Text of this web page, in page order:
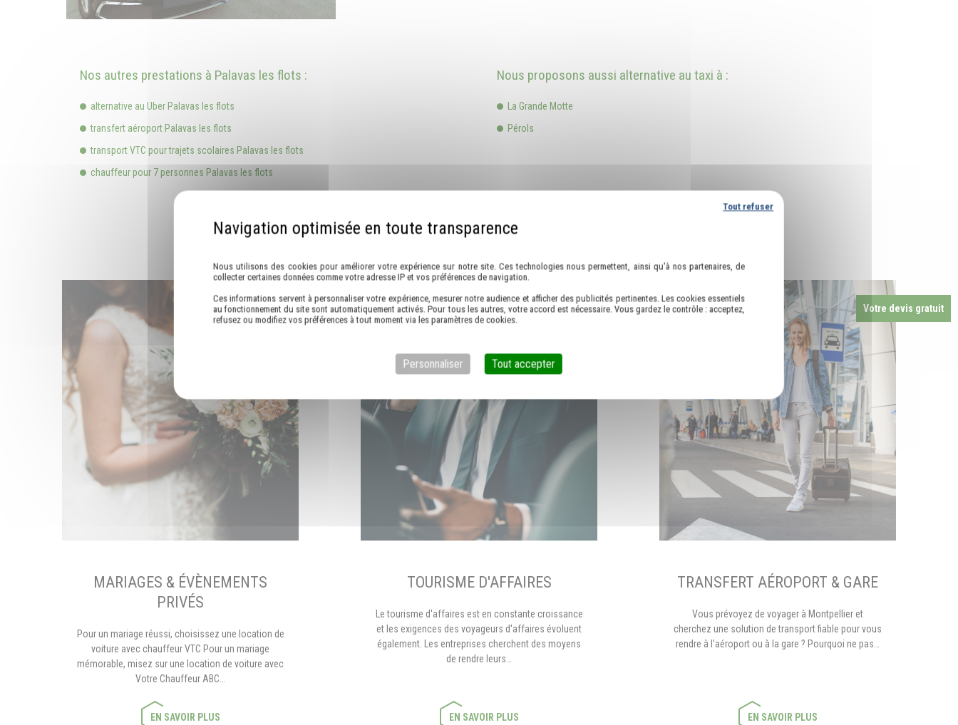
Nos autres prestations à Palavas les flots :
alternative au Uber Palavas les flots
transfert aéroport Palavas les flots
transport VTC pour trajets scolaires Palavas les flots
chauffeur pour 7 personnes Palavas les flots
Nous proposons aussi alternative au taxi à :
La Grande Motte
Pérols
DÉCOUVREZ AUSSI
MARIAGES & ÉVÈNEMENTS
PRIVÉS
Pour un mariage réussi, choisissez une location de
voiture avec chauffeur VTC Pour un mariage
mémorable, misez sur une location de voiture avec
Votre Chauffeur ABC…
EN SAVOIR PLUS
TOURISME D'AFFAIRES
Le tourisme d'affaires est en constante croissance
et les exigences des voyageurs d'affaires évoluent
également. Les entreprises cherchent des moyens
de rendre leurs…
EN SAVOIR PLUS
TRANSFERT AÉROPORT & GARE
Vous prévoyez de voyager à Montpellier et
cherchez une solution de transport fiable pour vous
rendre à l'aéroport ou à la gare ? Pourquoi ne pas…
EN SAVOIR PLUS
Votre devis gratuit
Nous utilisons des cookies pour améliorer votre expérience sur notre site. Ces technologies nous permettent, ainsi qu'à nos partenaires, de
collecter certaines données comme votre adresse IP et vos préférences de navigation.
Ces informations servent à personnaliser votre expérience, mesurer notre audience et afficher des publicités pertinentes. Les cookies essentiels
au fonctionnement du site sont automatiquement activés. Pour tous les autres, votre accord est nécessaire. Vous gardez le contrôle : acceptez,
refusez ou modifiez vos préférences à tout moment via les paramètres de cookies.
Tout accepter
Tout refuser
Personnaliser